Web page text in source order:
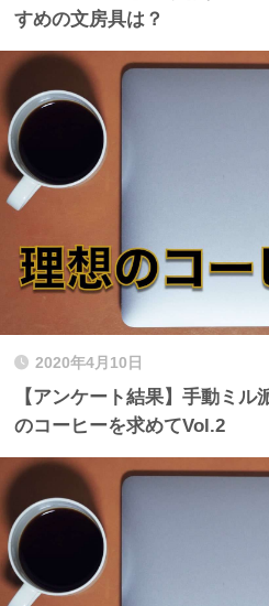
すめの文房具は？
2020年4月10日
【アンケート結果】手動ミ
のコーヒーを求めてVol.2